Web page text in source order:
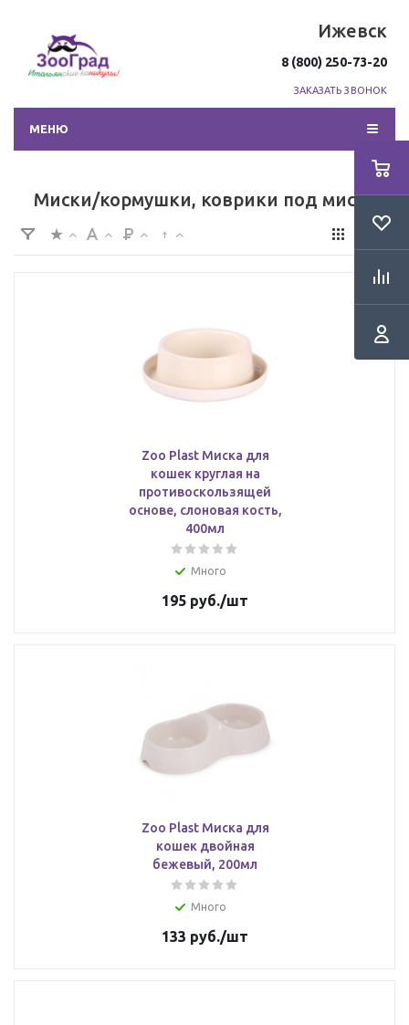
Ижевск
8 (800) 250-73-20
ЗАКАЗАТЬ ЗВОНОК
МЕНЮ
Миски/кормушки, коврики под миску
Zoo Plast Миска для
кошек круглая на
противоскользящей
основе, слоновая кость,
400мл
Много
195 руб./шт
Zoo Plast Миска для
кошек двойная
бежевый, 200мл
Много
133 руб./шт